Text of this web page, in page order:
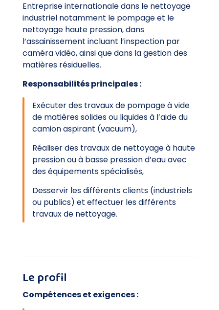
Entreprise internationale dans le nettoyage
industriel notamment le pompage et le
nettoyage haute pression, dans
l’assainissement incluant l’inspection par
caméra vidéo, ainsi que dans la gestion des
matières résiduelles.
Responsabilités principales :
Exécuter des travaux de pompage à vide
de matières solides ou liquides à l’aide du
camion aspirant (vacuum),
Réaliser des travaux de nettoyage à haute
pression ou à basse pression d’eau avec
des équipements spécialisés,
Desservir les différents clients (industriels
ou publics) et effectuer les différents
travaux de nettoyage.
Le profil
Compétences et exigences :